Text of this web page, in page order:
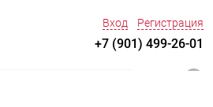
Вход Регистрация
+7 (901) 499-26-01